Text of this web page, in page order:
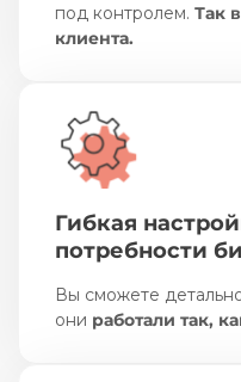
под контролем. Так
клиента.
Гибкая
потребности
Вы сможете
они работали так,